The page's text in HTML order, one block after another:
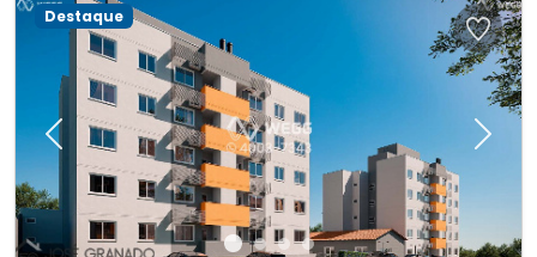
Previous Next
Destaque